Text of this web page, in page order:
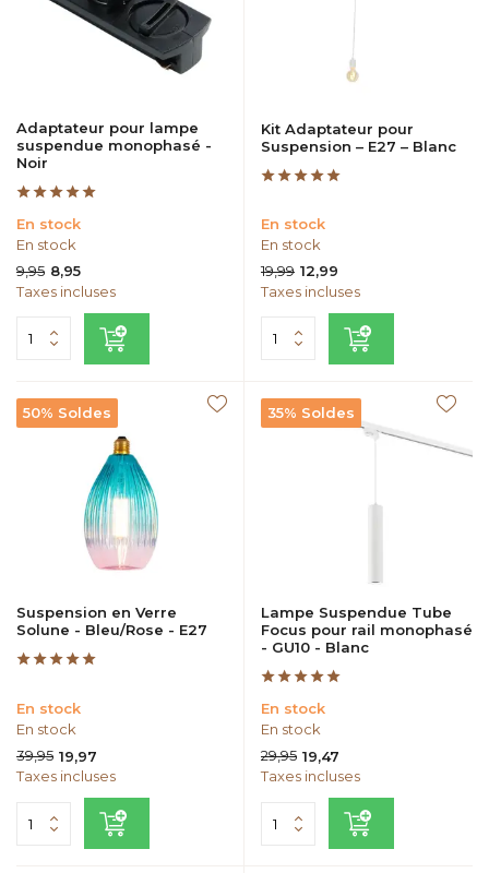
Adaptateur pour lampe
suspendue monophasé -
Noir
En stock
En stock
9,95 8,95
Taxes incluses
Kit Adaptateur pour
Suspension – E27 – Blanc
En stock
En stock
19,99 12,99
Taxes incluses
50% Soldes
Suspension en Verre
Solune - Bleu/Rose - E27
En stock
En stock
39,95 19,97
Taxes incluses
35% Soldes
Lampe Suspendue Tube
Focus pour rail monophasé
- GU10 - Blanc
En stock
En stock
29,95 19,47
Taxes incluses